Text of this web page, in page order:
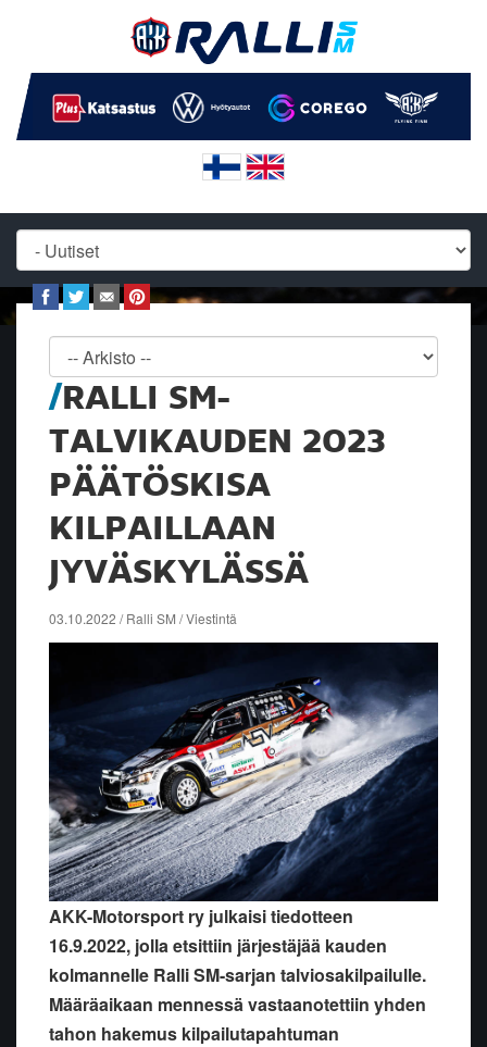
RALLI SM-
TALVIKAUDEN 2023
PÄÄTÖSKISA
KILPAILLAAN
JYVÄSKYLÄSSÄ
03.10.2022 / Ralli SM / Viestintä
AKK-Motorsport ry julkaisi tiedotteen
16.9.2022, jolla etsittiin järjestäjää kauden
kolmannelle Ralli SM-sarjan talviosakilpailulle.
Määräaikaan mennessä vastaanotettiin yhden
tahon hakemus kilpailutapahtuman